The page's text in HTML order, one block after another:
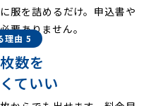
服を詰めるだけ。申込書や
要ありません。
理由 5
数を
ていい